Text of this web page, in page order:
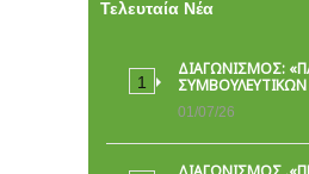
Τελευταία Νέα
ΔΙΑΓΩΝΙΣΜΟΣ:
01/07/26